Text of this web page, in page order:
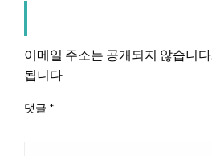
이메일 주소는 공개되지 않습니다.
됩니다
댓글 *